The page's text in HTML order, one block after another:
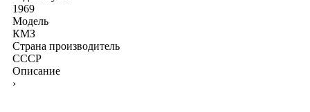
1969
Модель
КМЗ
Страна производитель
СССР
Описание
›